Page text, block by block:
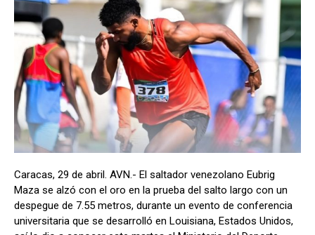
Caracas, 29 de abril. AVN.- El saltador venezolano Eubrig
Maza se alzó con el oro en la prueba del salto largo con un
despegue de 7.55 metros, durante un evento de conferencia
universitaria que se desarrolló en Louisiana, Estados Unidos,